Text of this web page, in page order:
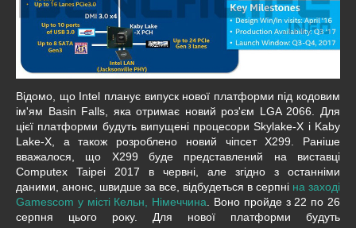
Відомо, що Intel планує випуск нової платформи під кодовим
ім'ям Basin Falls, яка отримає новий роз'єм LGA 2066. Для
цієї платформи будуть випущені процесори Skylake-X і Kaby
Lake-X, а також розроблено новий чіпсет X299. Раніше
вважалося, що X299 буде представлений на виставці
Computex Taipei 2017 в червні, але згідно з останніми
даними, анонс, швидше за все, відбудеться в серпні на заході
Gamescom у місті Кельн, Німеччина. Воно пройде з 22 по 26
серпня цього року. Для нової платформи будуть